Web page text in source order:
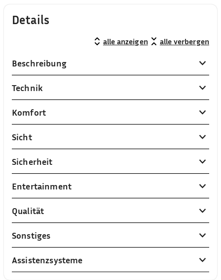
Details
alle anzeigen alle verbergen
Beschreibung
Technik
Komfort
Sicht
Sicherheit
Entertainment
Qualität
Sonstiges
Assistenzsysteme